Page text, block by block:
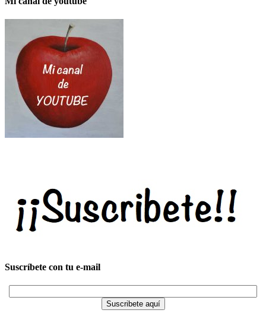
Suscríbete con tu e-mail